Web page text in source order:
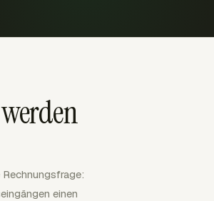
einen